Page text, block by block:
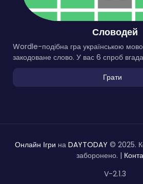
Словодей
Wordle-подібна гра українською
закодоване слово. У вас 6 спроб
Грати
Онлайн Ігри на DAYTODAY © 2025.
заборонено. |
V-2.1.3